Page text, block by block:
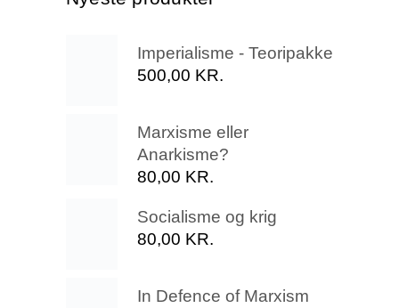
Imperialisme - Teoripakke
500,00 KR.
Marxisme eller
Anarkisme?
80,00 KR.
Socialisme og krig
80,00 KR.
In Defence of Marxism